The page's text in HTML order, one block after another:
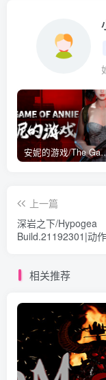
安妮的游戏/The Game of Annie
上一篇
深岩之下/Hypogea
Build.21192301|动
相关推荐